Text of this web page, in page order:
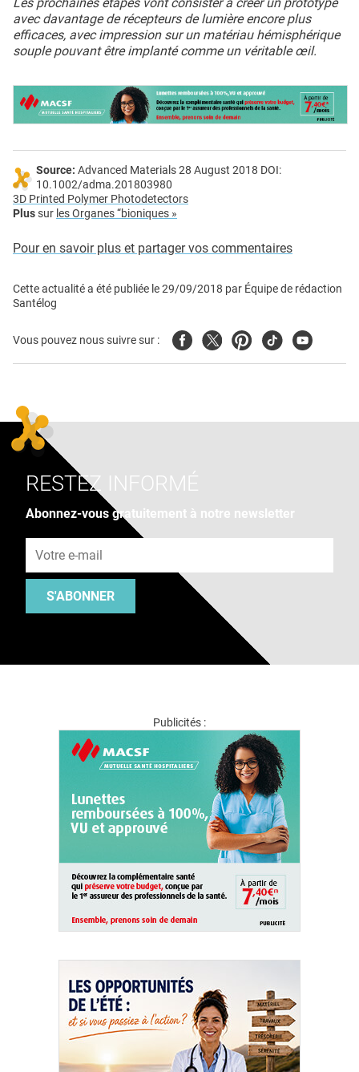
Les prochaines étapes vont consister à créer un prototype
avec davantage de récepteurs de lumière encore plus
efficaces, avec impression sur un matériau hémisphérique
souple pouvant être implanté comme un véritable œil.
Source: Advanced Materials 28 August 2018 DOI:
10.1002/adma.201803980
3D Printed Polymer Photodetectors
Plussur les Organes “bioniques »
Pour en savoir plus et partager vos commentaires
Cette actualité a été publiée le29/09/2018 par Équipe de rédaction
Santélog
Vous pouvez nous suivre sur : FacebookTwitterPinterest
TiktokYoutube
RESTEZ INFORMÉ
Abonnez-vous gratuitement à notre newsletter
S'ABONNER
Publicités :